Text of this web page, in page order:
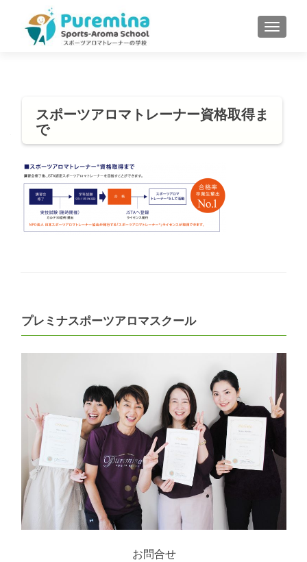
MENU
スポーツアロマトレーナー資格取得ま
で
プレミナスポーツアロマスクール
お問合せ